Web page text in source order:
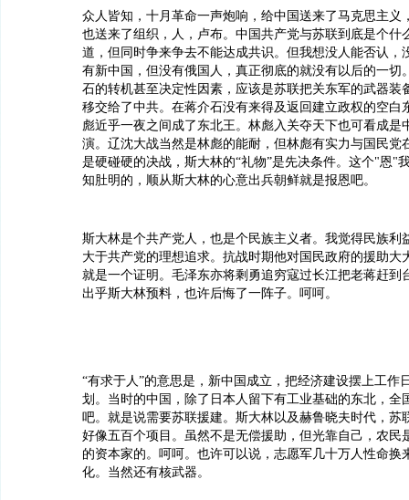
众人皆知，十月革命一声炮响，给中国送来了马克思主义
也送来了组织，人，卢布。中国共产党与苏联到底是个什
道，但同时争来争去不能达成共识。但我想没人能否认，
有新中国，但没有俄国人，真正彻底的就没有以后的一切
石的转机甚至决定性因素，应该是苏联把关东军的武器装
移交给了中共。在蒋介石没有来得及返回建立政权的空白
彪近乎一夜之间成了东北王。林彪入关夺天下也可看成是
演。辽沈大战当然是林彪的能耐，但林彪有实力与国民党
是硬碰硬的决战，斯大林的“礼物”是先决条件。这个"恩"
知肚明的，顺从斯大林的心意出兵朝鲜就是报恩吧。
斯大林是个共产党人，也是个民族主义者。我觉得民族利
大于共产党的理想追求。抗战时期他对国民政府的援助大
就是一个证明。毛泽东亦将剩勇追穷寇过长江把老蒋赶到
出乎斯大林预料，也许后悔了一阵子。呵呵。
“有求于人”的意思是，新中国成立，把经济建设摆上工作
划。当时的中国，除了日本人留下有工业基础的东北，全
吧。就是说需要苏联援建。斯大林以及赫鲁晓夫时代，苏
好像五百个项目。虽然不是无偿援助，但光靠自己，农民
的资本家的。呵呵。也许可以说，志愿军几十万人性命换
化。当然还有核武器。